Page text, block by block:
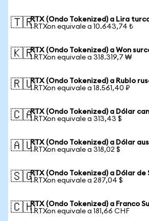
🇹🇷RTX (Ondo Tokenized) a Lira
1 RTXon equivale a 10.643,74 ₺
🇰🇷RTX (Ondo Tokenized) a Won
1 RTXon equivale a 318.319,7 ₩
🇷🇺RTX (Ondo Tokenized) a Rublo
1 RTXon equivale a 18.561,40 ₽
🇨🇦RTX (Ondo Tokenized) a Dólar
1 RTXon equivale a 313,43 $
🇦🇺RTX (Ondo Tokenized) a Dólar
1 RTXon equivale a 318,02 $
🇸🇬RTX (Ondo Tokenized) a Dólar de
1 RTXon equivale a 287,04 $
🇨🇭RTX (Ondo Tokenized) a Franco
1 RTXon equivale a 181,66 CHF